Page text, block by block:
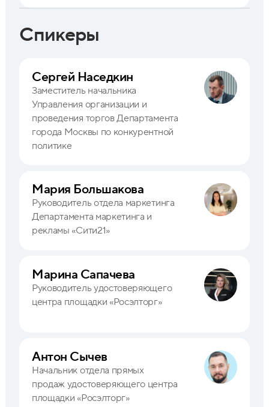
Спикеры
Сергей Наседкин
Заместитель начальника
Управления организации и
проведения торгов Департамента
города Москвы по конкурентной
политике
Мария Большакова
Руководитель отдела маркетинга
Департамента маркетинга и
рекламы «Сити21»
Марина Сапачева
Руководитель удостоверяющего
центра площадки «Росэлторг»
Антон Сычев
Начальник отдела прямых
продаж удостоверяющего центра
площадки «Росэлторг»